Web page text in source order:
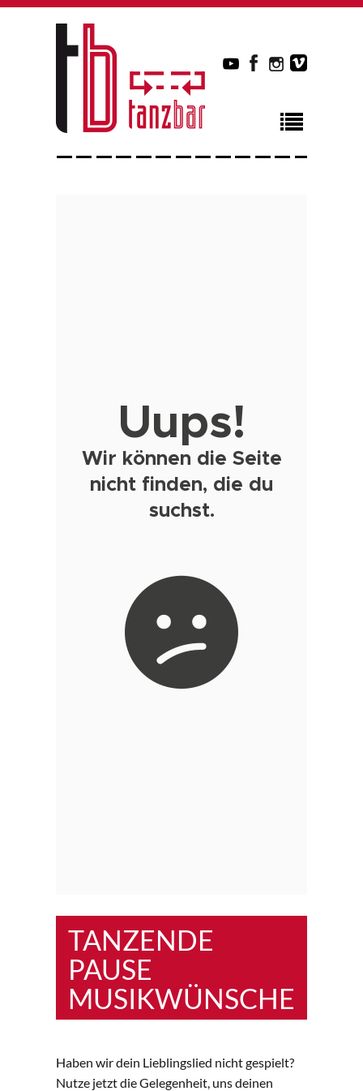
TANZENDE
PAUSE
MUSIKWÜNSCHE
Haben wir dein Lieblingslied nicht gespielt?
Nutze jetzt die Gelegenheit, uns deinen